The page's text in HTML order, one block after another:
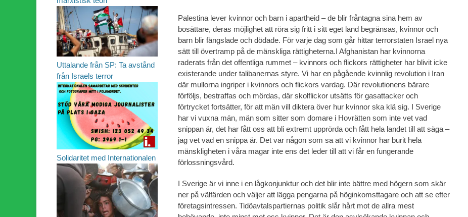
Palestina lever kvinnor och barn i apartheid – de blir fråntagna sina hem av
bosättare, deras möjlighet att röra sig fritt i sitt eget land begränsas, kvinnor och
barn blir fängslade och dödade. För varje dag som går hittar terrorstaten Israel nya
sätt till övertramp på de mänskliga rättigheterna.I Afghanistan har kvinnorna
raderats från det offentliga rummet – kvinnors och flickors rättigheter har blivit icke
existerande under talibanernas styre. Vi har en pågående kvinnlig revolution i Iran
där mullorna ingriper i kvinnors och flickors vardag. Där revolutionens bärare
förföljs, bestraffas och mördas, där skolflickor utsätts för gasattacker och
förtrycket fortsätter, för att män vill diktera över hur kvinnor ska klä sig. I Sverige
har vi vuxna män, män som sitter som domare i Hovrätten som inte vet vad
snippan är, det har fått oss att bli extremt upprörda och fått hela landet till att säga –
jag vet vad en snippa är. Det var någon som sa att vi kvinnor har burit hela
mänskligheten i våra magar inte ens det leder till att vi får en fungerande
förlossningsvård.
I Sverige är vi inne i en lågkonjunktur och det blir inte bättre med högern som skär
ner på välfärden och väljer att lägga pengarna på höginkomsttagare och att se efter
företagsintressen. Tidöavtalspartiernas politik slår hårt mot de allra mest
Uttalande från SP: Ta avstånd
från Israels terror
Solidaritet med Internationalen